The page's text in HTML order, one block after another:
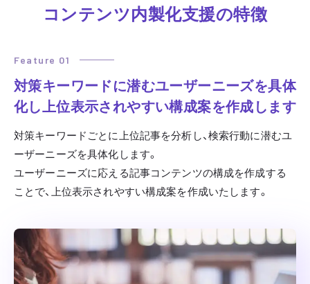
コンテンツ内製化支援の特徴
Feature 01
対策キーワードに潜むユーザーニーズを具体
化し上位表示されやすい構成案を作成します
対策キーワードごとに上位記事を分析し、検索行動に潜むユ
ーザーニーズを具体化します。
ユーザーニーズに応える記事コンテンツの構成を作成する
ことで、上位表示されやすい構成案を作成いたします。